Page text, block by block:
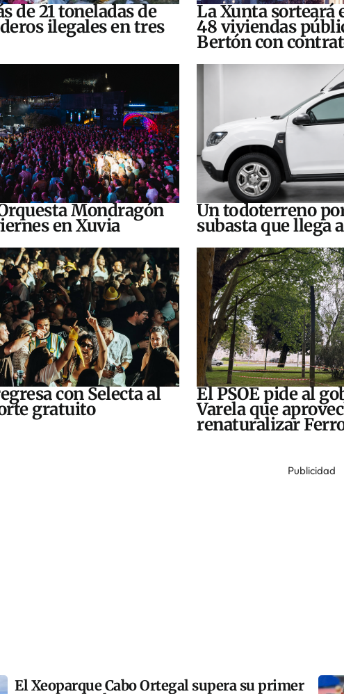
de 21 toneladas de
ilegales en tres
La Xunta sorteará
48 viviendas
Bertón con
Mondragón
en Xuvia
Un todoterreno
subasta que llega
con Selecta al
gratuito
El PSOE pide al
Varela que
renaturalizar
Publicidad
El Xeoparque Cabo Ortegal supera su primer